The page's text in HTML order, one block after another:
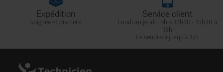
Expédition
soignée et discrète
Service client
Lundi au jeudi : 9h à 12h30 - 13h30 à
18h
Le vendredi jusqu'à 17h